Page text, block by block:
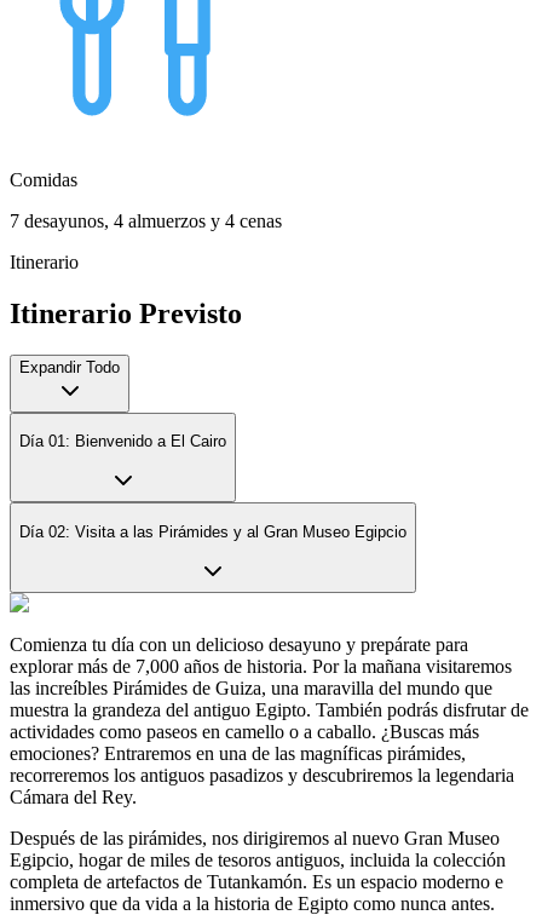
Comidas
7 desayunos, 4 almuerzos y 4 cenas
Itinerario
Itinerario Previsto
Expandir Todo
Día 01: Bienvenido a El Cairo
Día 02: Visita a las Pirámides y al Gran Museo Egipcio
Comienza tu día con un delicioso desayuno y prepárate para
explorar más de 7,000 años de historia. Por la mañana visitaremos
las increíbles Pirámides de Guiza, una maravilla del mundo que
muestra la grandeza del antiguo Egipto. También podrás disfrutar de
actividades como paseos en camello o a caballo. ¿Buscas más
emociones? Entraremos en una de las magníficas pirámides,
recorreremos los antiguos pasadizos y descubriremos la legendaria
Cámara del Rey.
Después de las pirámides, nos dirigiremos al nuevo Gran Museo
Egipcio, hogar de miles de tesoros antiguos, incluida la colección
completa de artefactos de Tutankamón. Es un espacio moderno e
inmersivo que da vida a la historia de Egipto como nunca antes.